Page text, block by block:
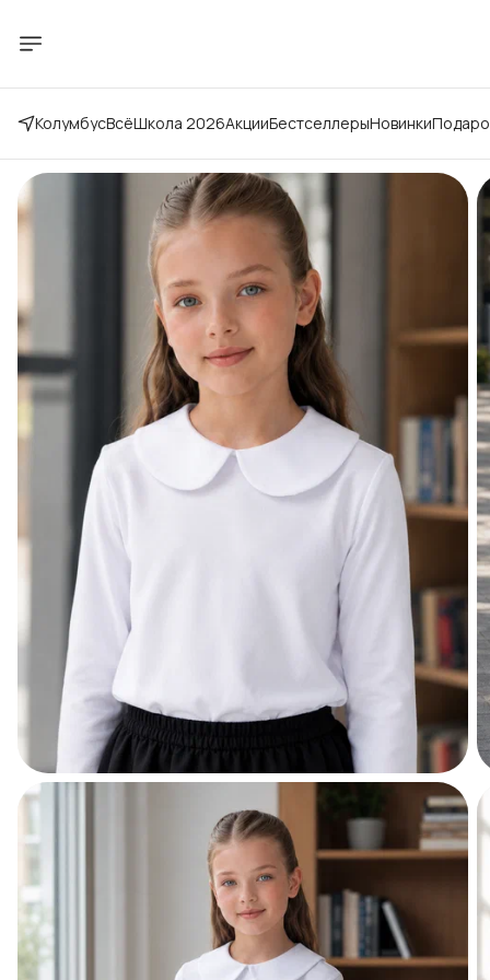
КолумбусВсёШкола 2026АкцииБестселлерыНовинки